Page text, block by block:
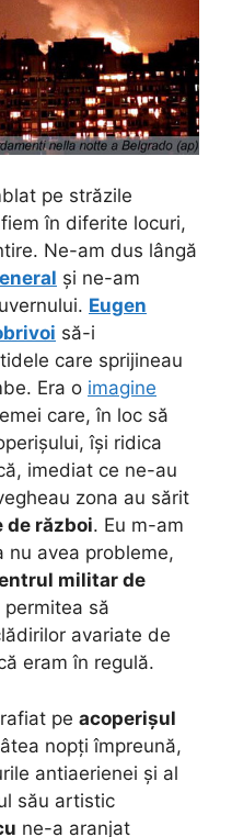
pe străzile
în diferite locuri,
Ne-am dus lângă
și ne-am
Eugen
să-i
care sprijineau
Era o imagine
care, în loc să
își ridica
imediat ce ne-au
zona au sărit
de război. Eu m-am
avea probleme,
militar de
să
avariate de
eram în regulă.
pe acoperișul
nopți împreună,
antiaerienei și al
său artistic
ne-a aranjat